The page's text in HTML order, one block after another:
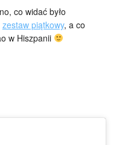
co widać było
zestaw piątkowy, a co
w Hiszpanii